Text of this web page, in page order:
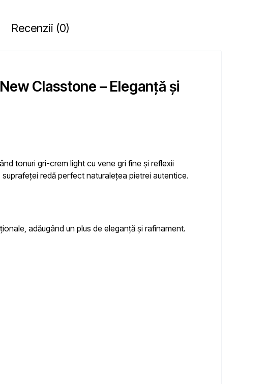
Recenzii (0)
Classtone – Eleganță și
tonuri gri-crem light cu vene gri fine și reflexii
redă perfect naturalețea pietrei autentice.
adăugând un plus de eleganță și rafinament.